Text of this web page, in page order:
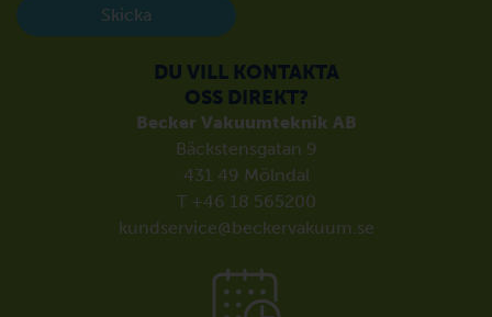
Skicka
DU VILL KONTAKTA
OSS DIREKT?
Becker Vakuumteknik AB
Bäckstensgatan 9
431 49 Mölndal
T +46 18 565200
kundservice@beckervakuum.se